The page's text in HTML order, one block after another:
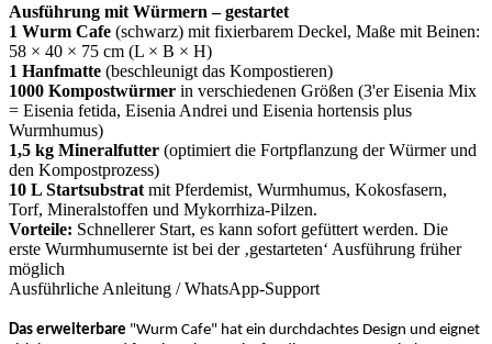
Ausführung mit Würmern – gestartet
1 Wurm Cafe (schwarz) mit fixierbarem Deckel, Maße mit Beinen:
58 × 40 × 75 cm (L × B × H)
1 Hanfmatte (beschleunigt das Kompostieren)
1000 Kompostwürmer in verschiedenen Größen (3'er Eisenia Mix
= Eisenia fetida, Eisenia Andrei und Eisenia hortensis plus
Wurmhumus)
1,5 kg Mineralfutter (optimiert die Fortpflanzung der Würmer und
den Kompostprozess)
10 L Startsubstrat mit Pferdemist, Wurmhumus, Kokosfasern,
Torf, Mineralstoffen und Mykorrhiza-Pilzen.
Vorteile: Schnellerer Start, es kann sofort gefüttert werden. Die
erste Wurmhumusernte ist bei der ‚gestarteten‘ Ausführung früher
möglich
Ausführliche Anleitung / WhatsApp-Support
Das erweiterbare "Wurm Cafe" hat ein durchdachtes Design und eignet